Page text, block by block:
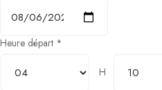
Heure départ *
H